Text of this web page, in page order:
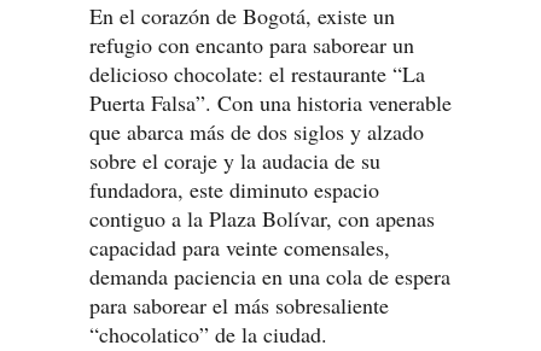
En el corazón de Bogotá, existe un
refugio con encanto para saborear un
delicioso chocolate: el restaurante “La
Puerta Falsa”. Con una historia venerable
que abarca más de dos siglos y alzado
sobre el coraje y la audacia de su
fundadora, este diminuto espacio
contiguo a la Plaza Bolívar, con apenas
capacidad para veinte comensales,
demanda paciencia en una cola de espera
para saborear el más sobresaliente
“chocolatico” de la ciudad.